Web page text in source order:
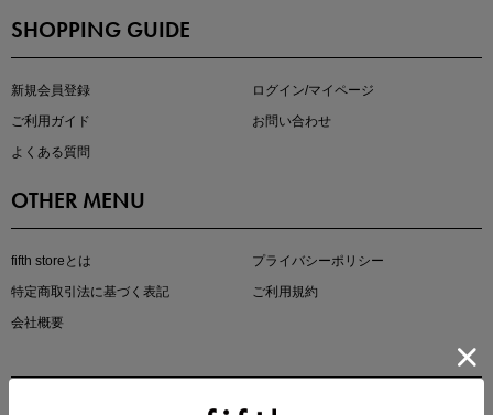
大人の着映えアイテム5選
マストバイアイテム
SHOPPING GUIDE
新規会員登録
ログイン/マイページ
ご利用ガイド
お問い合わせ
よくある質問
OTHER MENU
fifth storeとは
プライバシーポリシー
特定商取引法に基づく表記
ご利用規約
会社概要